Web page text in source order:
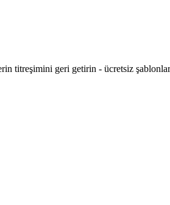
titreşimini geri getirin - ücretsiz